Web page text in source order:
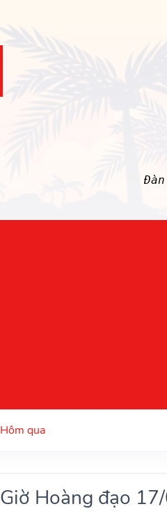
Hôm qua
Giờ Hoàng đạo